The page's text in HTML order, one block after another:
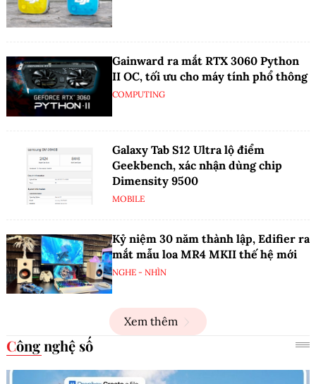
Gainward ra mắt RTX 3060 Python
II OC, tối ưu cho máy tính phổ thông
COMPUTING
Galaxy Tab S12 Ultra lộ điểm
Geekbench, xác nhận dùng chip
Dimensity 9500
MOBILE
Kỷ niệm 30 năm thành lập, Edifier ra
mắt mẫu loa MR4 MKII thế hệ mới
NGHE - NHÌN
Xem thêm
Công nghệ số